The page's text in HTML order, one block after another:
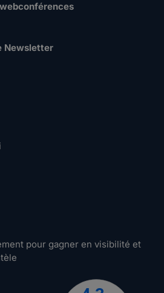
Newsletter
pour gagner en visibilité et